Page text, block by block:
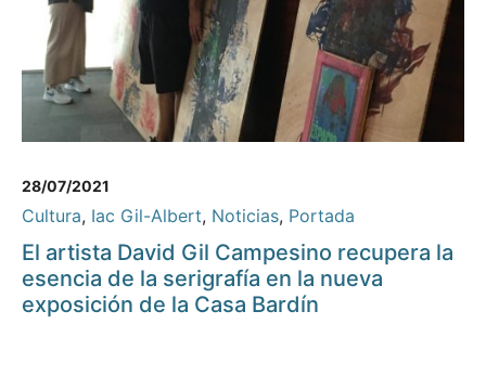
28/07/2021
Cultura, Iac Gil-Albert, Noticias, Portada
El artista David Gil Campesino recupera la
esencia de la serigrafía en la nueva
exposición de la Casa Bardín